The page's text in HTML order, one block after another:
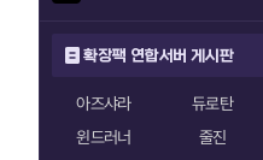
확장팩 연합서버 게시판
아즈샤라
듀로탄
윈드러너
줄진